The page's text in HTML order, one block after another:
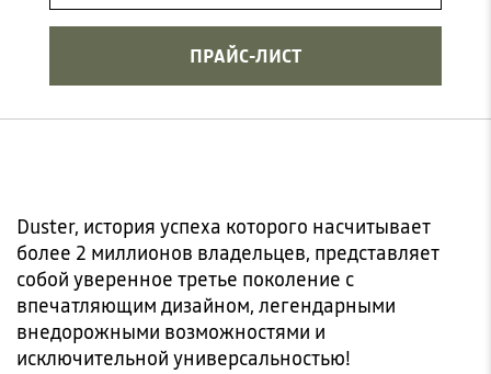
ПРАЙС-ЛИСТ
Duster, история успеха которого насчитывает
более 2 миллионов владельцев, представляет
собой уверенное третье поколение с
впечатляющим дизайном, легендарными
внедорожными возможностями и
исключительной универсальностью!